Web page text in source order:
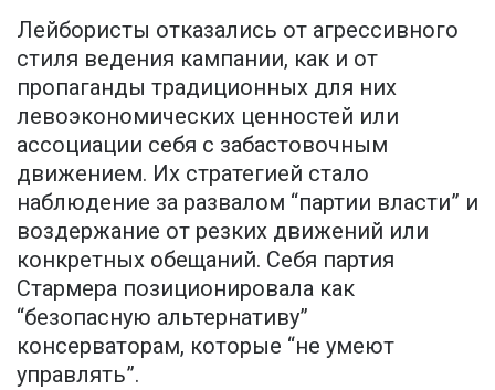
Лейбористы отказались от агрессивного
стиля ведения кампании, как и от
пропаганды традиционных для них
левоэкономических ценностей или
ассоциации себя с забастовочным
движением. Их стратегией стало
наблюдение за развалом “партии власти” и
воздержание от резких движений или
конкретных обещаний. Себя партия
Стармера позиционировала как
“безопасную альтернативу”
консерваторам, которые “не умеют
управлять”.